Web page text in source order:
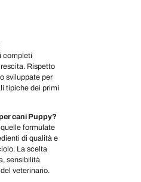
completi
Rispetto
sviluppate per
tipiche dei primi
cani Puppy?
formulate
di qualità e
La scelta
sensibilità
veterinario.